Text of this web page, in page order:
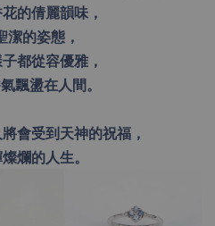
的倩麗韻味，
潔的姿態，
都從容優雅，
飄盪在人間。
會受到天神的祝福，
爛的人生。